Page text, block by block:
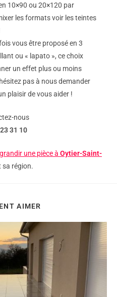
10×90 ou 20×120 par
les formats voir les teintes
vous être proposé en 3
ou « lapato », ce choix
un effet plus ou moins
pas à nous demander
plaisir de vous aider !
nous
31 10
une pièce à Oytier-Saint-
sa région.
AIMER